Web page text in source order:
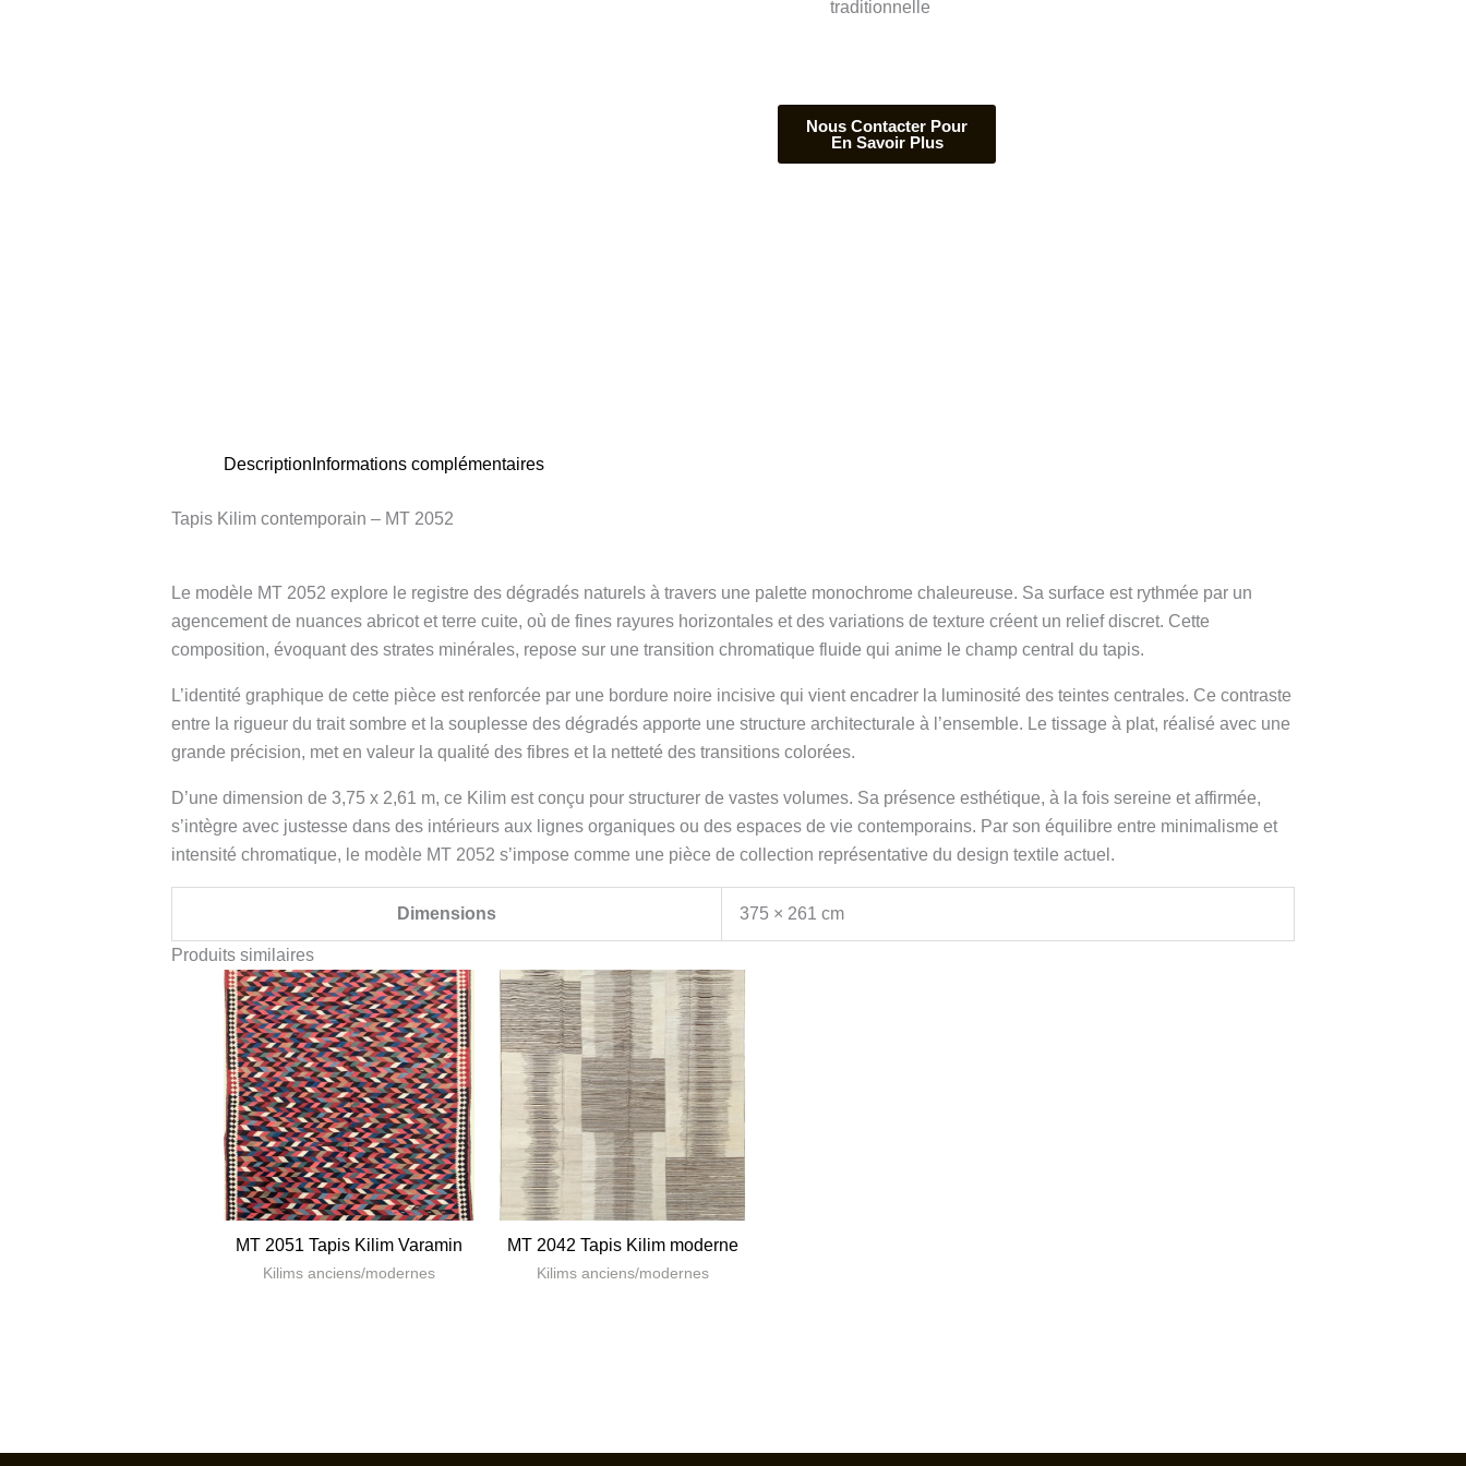
traditionnelle
Description Informations complémentaires
Tapis Kilim contemporain – MT 2052
Le modèle MT 2052 explore le registre des dégradés naturels à travers une palette monochrome chaleureuse. Sa surface est rythmée par un
agencement de nuances abricot et terre cuite, où de fines rayures horizontales et des variations de texture créent un relief discret. Cette
composition, évoquant des strates minérales, repose sur une transition chromatique fluide qui anime le champ central du tapis.
L’identité graphique de cette pièce est renforcée par une bordure noire incisive qui vient encadrer la luminosité des teintes centrales. Ce contraste
entre la rigueur du trait sombre et la souplesse des dégradés apporte une structure architecturale à l’ensemble. Le tissage à plat, réalisé avec une
grande précision, met en valeur la qualité des fibres et la netteté des transitions colorées.
D’une dimension de 3,75 x 2,61 m, ce Kilim est conçu pour structurer de vastes volumes. Sa présence esthétique, à la fois sereine et affirmée,
s’intègre avec justesse dans des intérieurs aux lignes organiques ou des espaces de vie contemporains. Par son équilibre entre minimalisme et
intensité chromatique, le modèle MT 2052 s’impose comme une pièce de collection représentative du design textile actuel.
Dimensions 375 × 261 cm
Produits similaires
MT 2051 Tapis Kilim Varamin
Kilims anciens/modernes
MT 2042 Tapis Kilim moderne
Kilims anciens/modernes